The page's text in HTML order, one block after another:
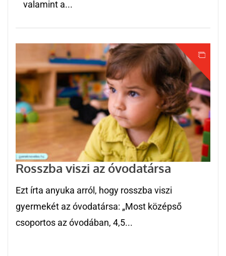
valamint a...
Rosszba viszi az óvodatársa
Ezt írta anyuka arról, hogy rosszba viszi
gyermekét az óvodatársa: „Most középső
csoportos az óvodában, 4,5...